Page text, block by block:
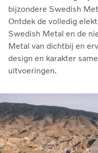
bijzondere Swedish
Ontdek de volledig
Swedish Metal en de
Metal van dichtbij en
design en karakter
uitvoeringen.